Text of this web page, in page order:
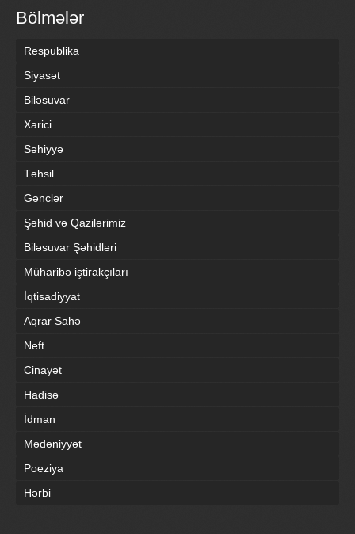
Bölmələr
Respublika
Siyasət
Biləsuvar
Xarici
Səhiyyə
Təhsil
Gənclər
Şəhid və Qazilərimiz
Biləsuvar Şəhidləri
Müharibə iştirakçıları
İqtisadiyyat
Aqrar Sahə
Neft
Cinayət
Hadisə
İdman
Mədəniyyət
Poeziya
Hərbi